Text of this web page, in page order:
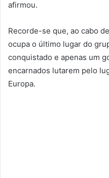
afirmou.
Recorde-se que, ao cabo
ocupa o último lugar do
conquistado e apenas um
encarnados lutarem pelo
Europa.